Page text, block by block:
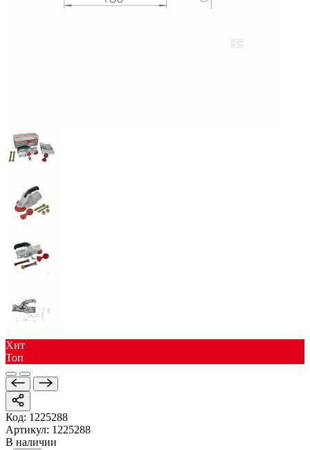
Хит
Toп
Код: 1225288
Артикул: 1225288
В наличии